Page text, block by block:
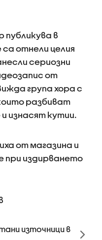
публикува в
отнели целия
сериозни
от
група хора с
разбиват
изнасят кутии.
от магазина и
при издирването
източници в